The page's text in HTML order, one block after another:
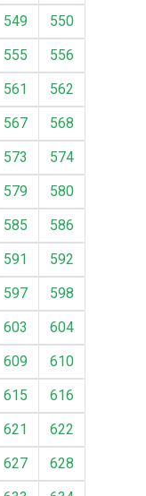
549
550
555
556
561
562
567
568
573
574
579
580
585
586
591
592
597
598
603
604
609
610
615
616
621
622
627
628